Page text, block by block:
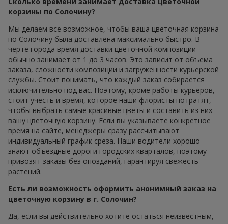
корзины по Солочину?
Мы делаем все возможное, чтобы ваша цветочная корзина
по Солочину была доставлена максимально быстро. В
черте города время доставки цветочной композиции
обычно занимает от 1 до 3 часов. Это зависит от объема
заказа, сложности композиции и загруженности курьерской
службы. Стоит понимать, что каждый заказ собирается
исключительно под вас. Поэтому, кроме работы курьеров,
стоит учесть и время, которое наши флористы потратят,
чтобы выбрать самые красивые цветы и составить из них
вашу цветочную корзину. Если вы указываете конкретное
время на сайте, менеджеры сразу рассчитывают
индивидуальный график среза. Наши водители хорошо
знают объездные дороги городских кварталов, поэтому
привозят заказы без опозданий, гарантируя свежесть
растений.
Есть ли возможность оформить анонимный заказ на
цветочную корзину в г. Солочин?
Да, если вы действительно хотите остаться неизвестным,